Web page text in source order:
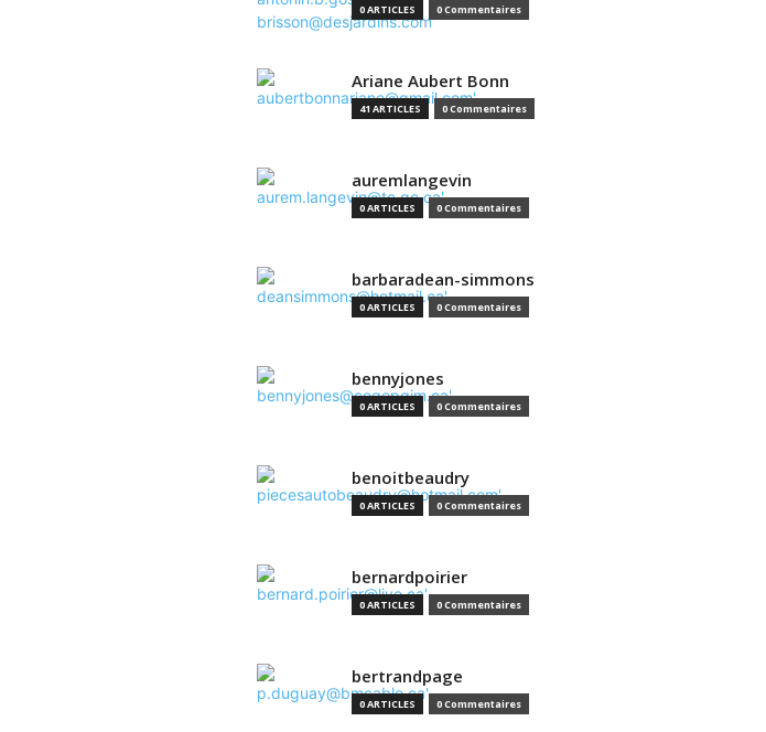
0 ARTICLES 0 Commentaires
Ariane Aubert Bonn
41 ARTICLES 0 Commentaires
auremlangevin
0 ARTICLES 0 Commentaires
barbaradean-simmons
0 ARTICLES 0 Commentaires
bennyjones
0 ARTICLES 0 Commentaires
benoitbeaudry
0 ARTICLES 0 Commentaires
bernardpoirier
0 ARTICLES 0 Commentaires
bertrandpage
0 ARTICLES 0 Commentaires